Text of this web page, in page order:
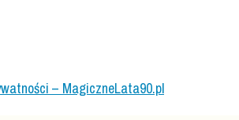
– MagiczneLata90.pl